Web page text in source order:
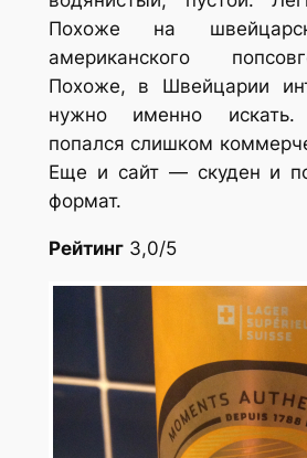
Похоже на
американского
Похоже, в Швейцарии
нужно именно
попался слишком
Еще и сайт — скуден и
формат.
Рейтинг3,0/5